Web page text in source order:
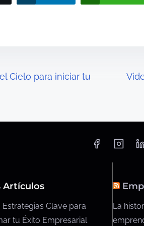
Cielo para iniciar tu
Artículos
Clave para
tu Éxito Empresarial
La